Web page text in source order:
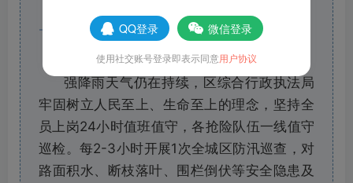
强降雨天气仍在持续，区综合行政执法局
牢固树立人民至上、生命至上的理念，坚持全
员上岗24小时值班值守，各抢险队伍一线值守
巡检。每2-3小时开展1次全城区防汛巡查，对
路面积水、断枝落叶、围栏倒伏等安全隐患及
QQ登录 微信登录
使用社交账号登录即表示同意用户协议